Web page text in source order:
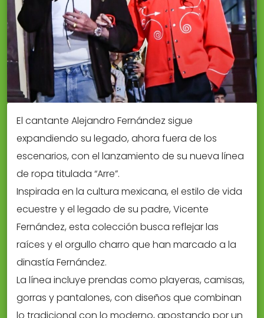
El cantante Alejandro Fernández sigue
expandiendo su legado, ahora fuera de los
escenarios, con el lanzamiento de su nueva línea
de ropa titulada “Arre”.
Inspirada en la cultura mexicana, el estilo de vida
ecuestre y el legado de su padre, Vicente
Fernández, esta colección busca reflejar las
raíces y el orgullo charro que han marcado a la
dinastía Fernández.
La línea incluye prendas como playeras, camisas,
gorras y pantalones, con diseños que combinan
lo tradicional con lo moderno, apostando por un